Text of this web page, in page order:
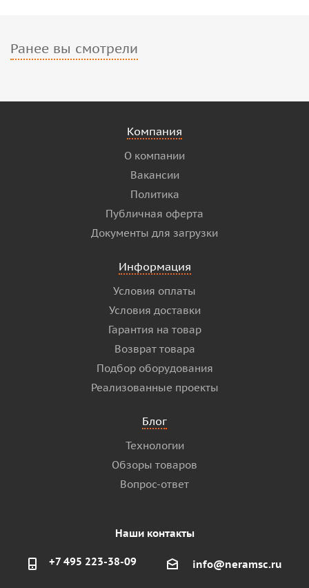
Ранее вы смотрели
Компания
О компании
Вакансии
Политика
Публичная оферта
Документы для загрузки
Информация
Условия оплаты
Условия доставки
Гарантия на товар
Возврат товара
Подбор оборудования
Реализованные проекты
Блог
Технологии
Обзоры товаров
Вопрос-ответ
Наши контакты
+7 495 223-38-09 info@neramsc.ru